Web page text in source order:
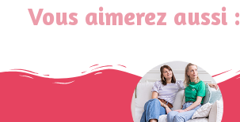
Vous aimerez aussi :